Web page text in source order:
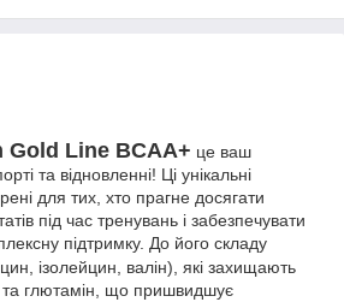
Gold Line BCAA+ це ваш
та відновленні! Ці унікальні
для тих, хто прагне досягати
під час тренувань і забезпечувати
підтримку. До його складу
ізолейцин, валін), які захищають
та глютамін, що пришвидшує